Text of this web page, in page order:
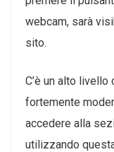
webcam, sarà
sito.
C’è un alto
fortemente
accedere alla
utilizzando